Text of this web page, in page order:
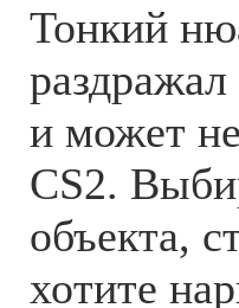
Тонкий
и может
CS2.
объекта,
хотите